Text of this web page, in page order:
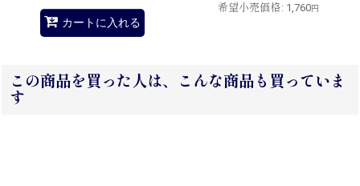
カートに入れる
希望小売価格: 1,760円
この商品を買った人は、こんな商品も買っていま
す